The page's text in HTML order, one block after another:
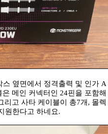
옆면에서 정격출력 및 인가 A
메인 커넥터인 24핀을 포함해
리고 사타 케이블이 총7개, 몰렉
원한다고 하네요.